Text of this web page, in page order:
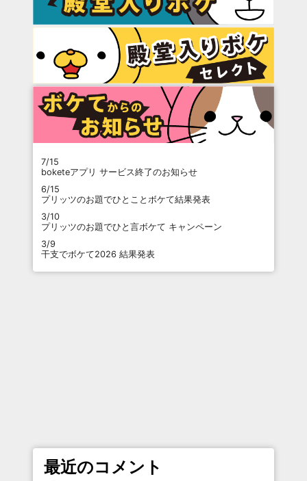
7/15
boketeアプリ サービス終了のお知らせ
6/15
プリッツのお題でひとことボケて結果発表
3/10
プリッツのお題でひと言ボケて キャンペーン
3/9
干支でボケて2026 結果発表
最近のコメント